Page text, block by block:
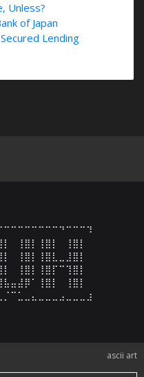
Unless?
of Japan
Lending
ascii art